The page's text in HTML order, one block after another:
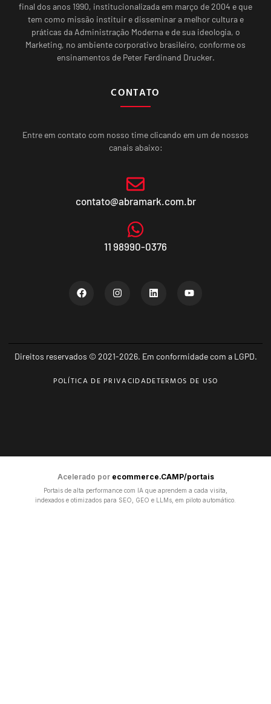
final dos anos 1990, institucionalizada em março de 2004 e que
tem como missão instituir e disseminar a melhor cultura e
práticas da Administração Moderna e de sua ideologia, o
Marketing, no ambiente corporativo brasileiro, conforme os
ensinamentos de Peter Ferdinand Drucker.
CONTATO
Entre em contato com nosso time clicando em um de nossos
canais abaixo:
contato@abramark.com.br
11 98990-0376
Direitos reservados © 2021-2026. Em conformidade com a LGPD.
POLÍTICA DE PRIVACIDADETERMOS DE USO
Acelerado por ecommerce.CAMP/portais
Portais de alta performance com IA que aprendem a cada visita,
indexados e otimizados para SEO, GEO e LLMs, em piloto automático.